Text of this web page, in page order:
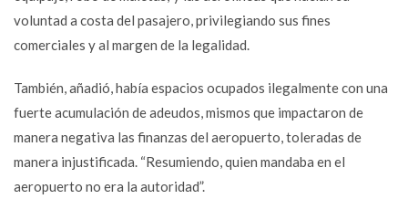
voluntad a costa del pasajero, privilegiando sus fines
comerciales y al margen de la legalidad.
También, añadió, había espacios ocupados ilegalmente con una
fuerte acumulación de adeudos, mismos que impactaron de
manera negativa las finanzas del aeropuerto, toleradas de
manera injustificada. “Resumiendo, quien mandaba en el
aeropuerto no era la autoridad”.